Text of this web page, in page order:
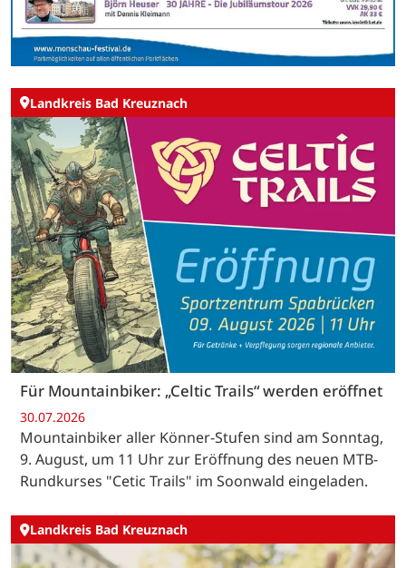
Landkreis Bad Kreuznach
Für Mountainbiker: „Celtic Trails“ werden eröffnet
30.07.2026
Mountainbiker aller Könner-Stufen sind am Sonntag,
9. August, um 11 Uhr zur Eröffnung des neuen MTB-
Rundkurses "Cetic Trails" im Soonwald eingeladen.
Landkreis Bad Kreuznach